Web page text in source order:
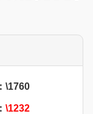
\1760
\1232